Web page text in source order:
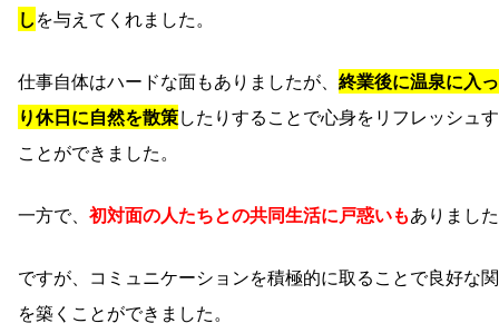
しを与えてくれました。
仕事自体はハードな面もありましたが、 終業後に温泉に入
り休日に自然を散策したりすることで心身をリフレッシュ
ことができました。
一方で、 初対面の人たちとの共同生活に戸惑いもありまし
ですが、コミュニケーションを積極的に取ることで良好な
を築くことができました。